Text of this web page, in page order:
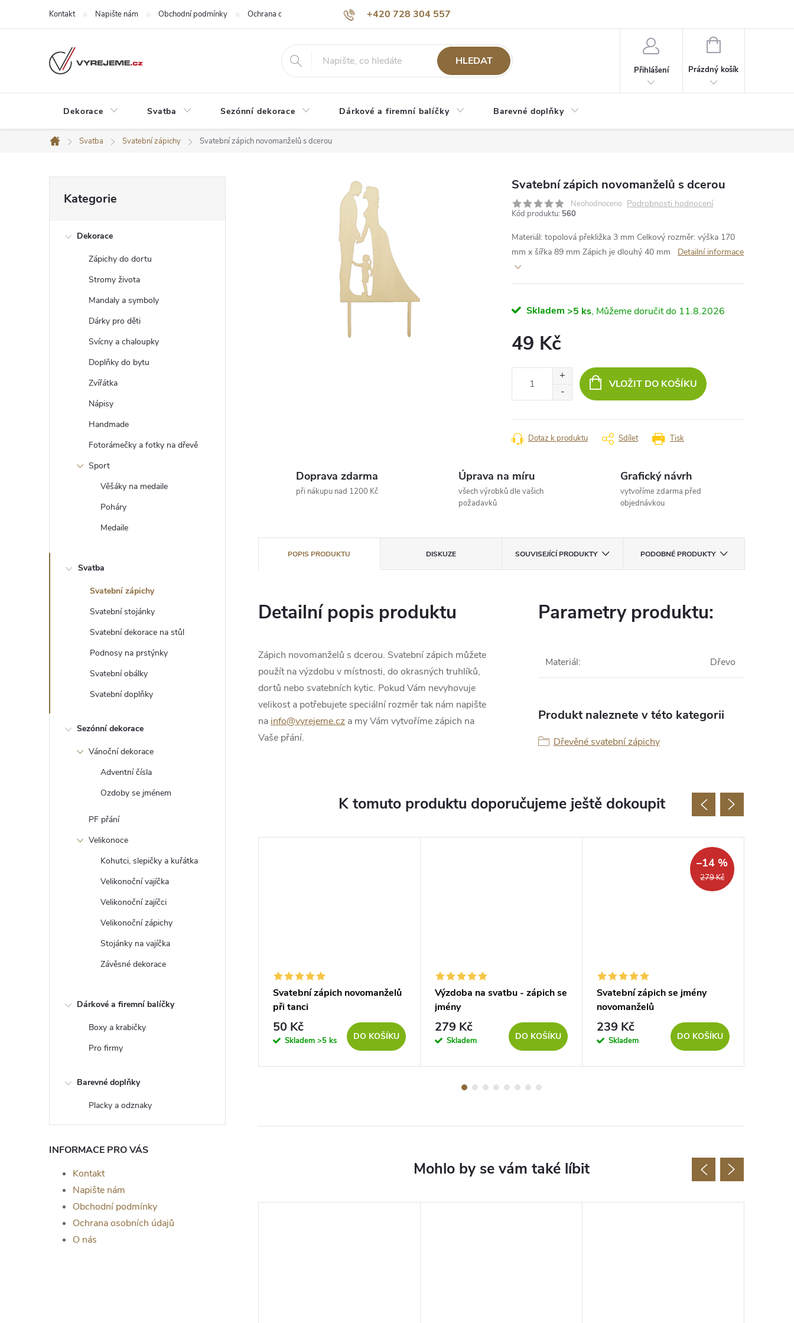
+420 728 304 557
Kontakt Napište nám Obchodní podmínky Ochrana osobních údajů O nás
HLEDAT
Přihlášení
NÁKUPNÍ
Prázdný košík
Dekorace Svatba Sezónní dekorace Dárkové a firemní balíčky Barevné doplňky
Domů
Svatba Svatební zápichy Svatební zápich novomanželů s dcerou
e
kategorie
Kategorie
Dekorace
Zápichy do dortu
Stromy života
Mandaly a symboly
Dárky pro děti
Svícny a chaloupky
Doplňky do bytu
Zvířátka
Nápisy
Handmade
Fotorámečky a fotky na dřevě
Sport
Věšáky na medaile
Poháry
Medaile
Svatba
Svatební zápichy
Svatební stojánky
Svatební dekorace na stůl
Podnosy na prstýnky
Svatební obálky
Svatební doplňky
Sezónní dekorace
Vánoční dekorace
Adventní čísla
Ozdoby se jménem
PF přání
Velikonoce
Kohutci, slepičky a kuřátka
Velikonoční vajíčka
Velikonoční zajíčci
Velikonoční zápichy
Stojánky na vajíčka
Závěsné dekorace
Dárkové a firemní balíčky
Boxy a krabičky
Pro firmy
Barevné doplňky
Placky a odznaky
INFORMACE PRO VÁS
Kontakt
Napište nám
Obchodní podmínky
Ochrana osobních údajů
O nás
Svatební zápich novomanželů s dcerou
Neohodnoceno Podrobnosti hodnocení
Kód produktu: 560
Materiál: topolová překližka 3 mm Celkový rozměr: výška 170
mm x šířka 89 mm Zápich je dlouhý 40 mm Detailní informace
Skladem >5 ks 11.8.2026
49 Kč
VLOŽIT DO KOŠÍKU
Tisk
Dotaz k produktu Sdílet
Doprava zdarma
při nákupu nad 1200 Kč
Úprava na míru
všech výrobků dle vašich
požadavků
Grafický návrh
vytvoříme zdarma před
objednávkou
POPIS PRODUKTU DISKUZE SOUVISEJÍCÍ PRODUKTY PODOBNÉ PRODUKTY
Detailní popis produktu
Zápich novomanželů s dcerou. Svatební zápich můžete
použít na výzdobu v místnosti, do okrasných truhlíků,
dortů nebo svatebních kytic. Pokud Vám nevyhovuje
velikost a potřebujete speciální rozměr tak nám napište
na info@vyrejeme.cz a my Vám vytvoříme zápich na
Vaše přání.
Parametry produktu:
Materiál: Dřevo
Produkt naleznete v této kategorii
Dřevěné svatební zápichy
K tomuto produktu doporučujeme ještě dokoupit
polibku
32 Kč
Svatební zápich novomanželů
při tanci
50 Kč
Skladem >5 ks DO KOŠÍKU
Výzdoba na svatbu - zápich se
jmény
279 Kč
Skladem DO KOŠÍKU
279 Kč
–14 %
Svatební zápich se jmény
novomanželů
239 Kč
Skladem DO KOŠÍKU